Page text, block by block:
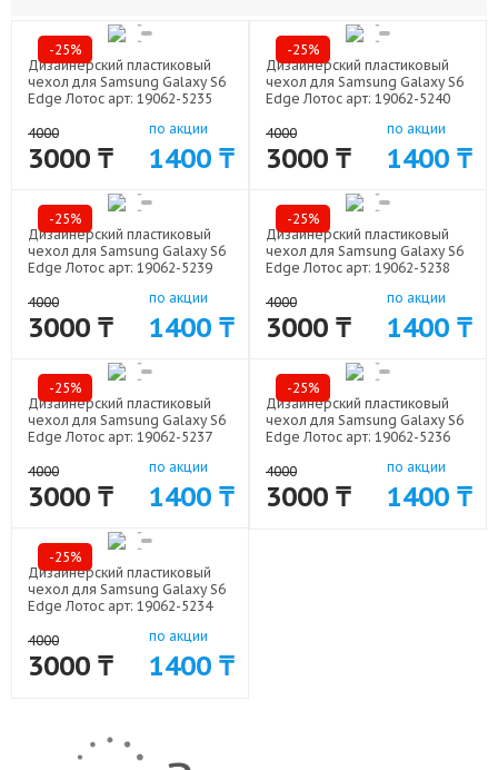
-25%
Дизайнерский пластиковый
чехол для Samsung Galaxy S6
Edge Лотос арт: 19062-5235
4000
3000 ₸
по акции
1400 ₸
-25%
Дизайнерский пластиковый
чехол для Samsung Galaxy S6
Edge Лотос арт: 19062-5240
4000
3000 ₸
по акции
1400 ₸
-25%
Дизайнерский пластиковый
чехол для Samsung Galaxy S6
Edge Лотос арт: 19062-5239
4000
3000 ₸
по акции
1400 ₸
-25%
Дизайнерский пластиковый
чехол для Samsung Galaxy S6
Edge Лотос арт: 19062-5238
4000
3000 ₸
по акции
1400 ₸
-25%
Дизайнерский пластиковый
чехол для Samsung Galaxy S6
Edge Лотос арт: 19062-5237
4000
3000 ₸
по акции
1400 ₸
-25%
Дизайнерский пластиковый
чехол для Samsung Galaxy S6
Edge Лотос арт: 19062-5236
4000
3000 ₸
по акции
1400 ₸
-25%
Дизайнерский пластиковый
чехол для Samsung Galaxy S6
Edge Лотос арт: 19062-5234
4000
3000 ₸
по акции
1400 ₸